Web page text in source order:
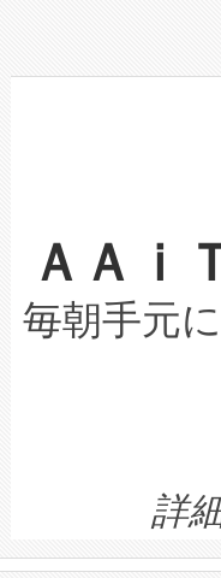
上げおよ
設備整備
加組織は
選定され
取得でき
設には、3
最高経営責
す。「当
ームを利
きます。
る電力網
事業者の
系統連系
限を超え
持できる
ービスレ
テリー性
念は、現
ます。
quality and
BESS
したAvia 2
狭視野の
ケーブル
なレーザ
な環境下
キロメート
LiDAR for
は1535
イズの小
す。ノー
ートル先ま
ＡＡｉ
毎朝手元
詳